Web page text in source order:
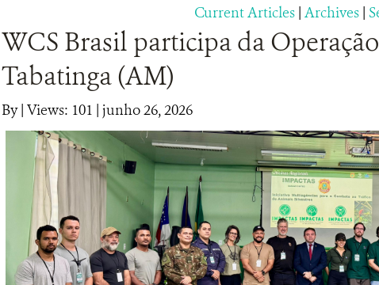
Current Articles | Archives |
WCS Brasil participa da
Tabatinga (AM)
By| Views: 101 | junho 26, 2026